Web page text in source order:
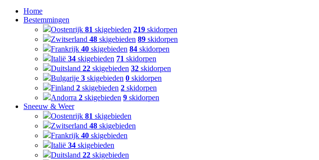
Home
Bestemmingen
Oostenrijk 81 skigebieden 219 skidorpen
Zwitserland 48 skigebieden 89 skidorpen
Frankrijk 40 skigebieden 84 skidorpen
Italië 34 skigebieden 71 skidorpen
Duitsland 22 skigebieden 32 skidorpen
Bulgarije 3 skigebieden 0 skidorpen
Finland 2 skigebieden 2 skidorpen
Andorra 2 skigebieden 9 skidorpen
Sneeuw & Weer
Oostenrijk 81 skigebieden
Zwitserland 48 skigebieden
Frankrijk 40 skigebieden
Italië 34 skigebieden
Duitsland 22 skigebieden